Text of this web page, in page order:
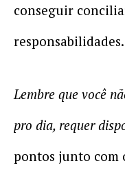
conseguir
responsabilidades.
Lembre que você
pro dia, requer
pontos junto com